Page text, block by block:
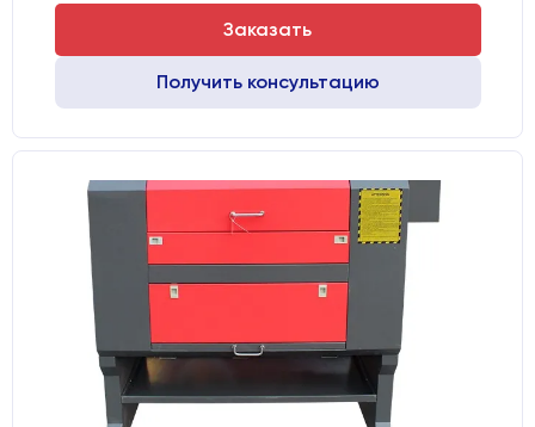
Заказать
Получить консультацию